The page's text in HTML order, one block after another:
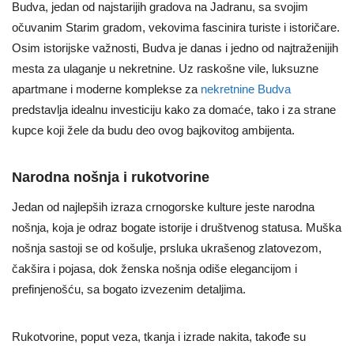
Budva, jedan od najstarijih gradova na Jadranu, sa svojim
očuvanim Starim gradom, vekovima fascinira turiste i istoričare.
Osim istorijske važnosti, Budva je danas i jedno od najtraženijih
mesta za ulaganje u nekretnine. Uz raskošne vile, luksuzne
apartmane i moderne komplekse za nekretnine Budva
predstavlja idealnu investiciju kako za domaće, tako i za strane
kupce koji žele da budu deo ovog bajkovitog ambijenta.
Narodna nošnja i rukotvorine
Jedan od najlepših izraza crnogorske kulture jeste narodna
nošnja, koja je odraz bogate istorije i društvenog statusa. Muška
nošnja sastoji se od košulje, prsluka ukrašenog zlatovezom,
čakšira i pojasa, dok ženska nošnja odiše elegancijom i
prefinjenošću, sa bogato izvezenim detaljima.
Rukotvorine, poput veza, tkanja i izrade nakita, takođe su